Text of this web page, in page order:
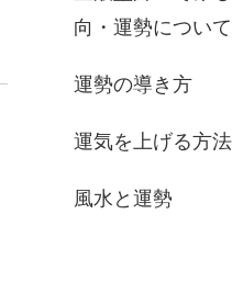
向・運勢について
運勢の導き方
運気を上げる方
風水と運勢